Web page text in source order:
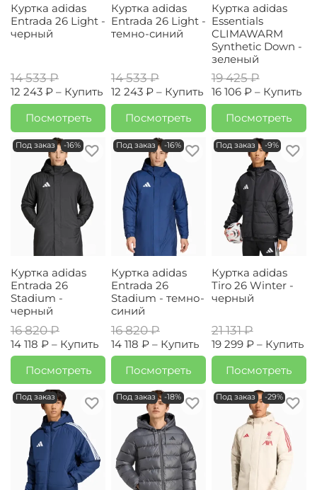
Куртка adidas
Entrada 26 Light -
черный
14 533 ₽
12 243 ₽ – Купить
Посмотреть
Куртка adidas
Entrada 26 Light -
темно-синий
14 533 ₽
12 243 ₽ – Купить
Посмотреть
Куртка adidas
Essentials
CLIMAWARM
Synthetic Down -
зеленый
19 425 ₽
16 106 ₽ – Купить
Посмотреть
Под заказ -16%
Куртка adidas
Entrada 26
Stadium -
черный
16 820 ₽
14 118 ₽ – Купить
Посмотреть
Под заказ -16%
Куртка adidas
Entrada 26
Stadium - темно-
синий
16 820 ₽
14 118 ₽ – Купить
Посмотреть
Под заказ -9%
Куртка adidas
Tiro 26 Winter -
черный
21 131 ₽
19 299 ₽ – Купить
Посмотреть
Под заказ Под заказ -18% Под заказ -29%